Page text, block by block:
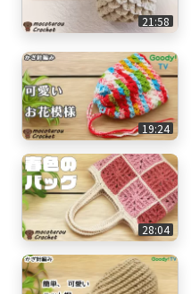
21:58
19:24
28:04